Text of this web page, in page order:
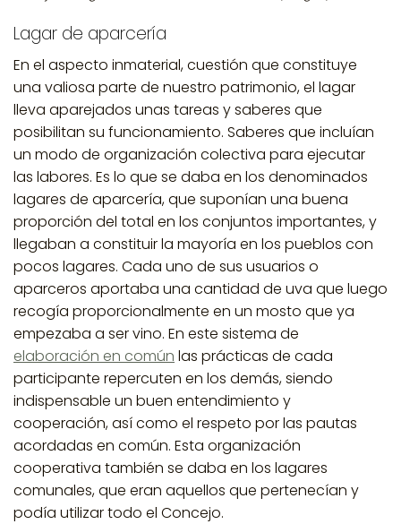
Lagar de aparcería
En el aspecto inmaterial, cuestión que constituye
una valiosa parte de nuestro patrimonio, el lagar
lleva aparejados unas tareas y saberes que
posibilitan su funcionamiento. Saberes que incluían
un modo de organización colectiva para ejecutar
las labores. Es lo que se daba en los denominados
lagares de aparcería, que suponían una buena
proporción del total en los conjuntos importantes, y
llegaban a constituir la mayoría en los pueblos con
pocos lagares. Cada uno de sus usuarios o
aparceros aportaba una cantidad de uva que luego
recogía proporcionalmente en un mosto que ya
empezaba a ser vino. En este sistema de
elaboración en común las prácticas de cada
participante repercuten en los demás, siendo
indispensable un buen entendimiento y
cooperación, así como el respeto por las pautas
acordadas en común. Esta organización
cooperativa también se daba en los lagares
comunales, que eran aquellos que pertenecían y
podía utilizar todo el Concejo.